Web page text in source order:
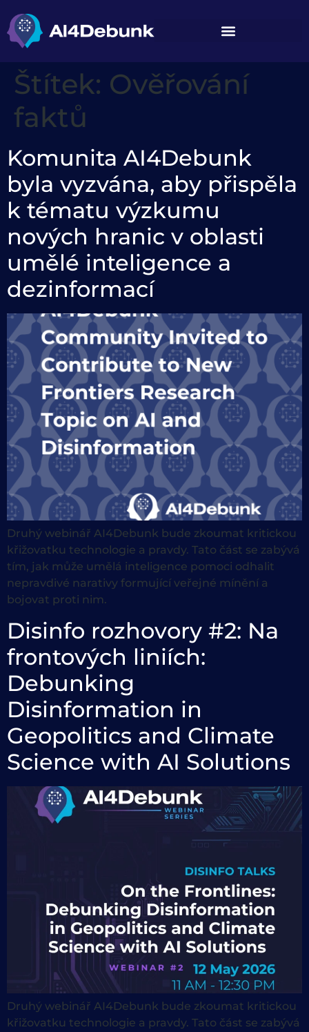
Štítek: Ověřování
faktů
Komunita AI4Debunk
byla vyzvána, aby přispěla
k tématu výzkumu
nových hranic v oblasti
umělé inteligence a
dezinformací
Druhý webinář AI4Debunk bude zkoumat kritickou
křižovatku technologie a pravdy. Tato část se zabývá
tím, jak může umělá inteligence pomoci odhalit
nepravdivé narativy formující veřejné mínění a
bojovat proti nim.
Disinfo rozhovory #2: Na
frontových liniích:
Debunking
Disinformation in
Geopolitics and Climate
Science with AI Solutions
Druhý webinář AI4Debunk bude zkoumat kritickou
křižovatku technologie a pravdy. Tato část se zabývá